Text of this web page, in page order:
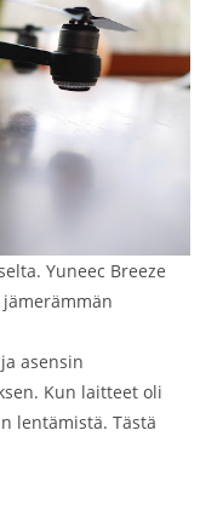
Yuneec Breeze
asensin
Kun laitteet oli
lentämistä. Tästä